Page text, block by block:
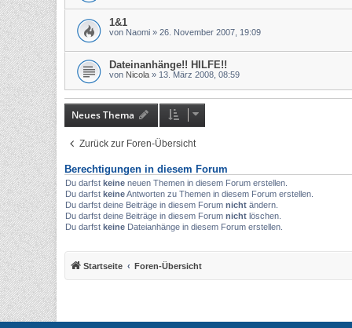
1&1
von Naomi » 26. November 2007, 19:09
Dateinanhänge!! HILFE!!
von Nicola » 13. März 2008, 08:59
Neues Thema
Zurück zur Foren-Übersicht
Berechtigungen in diesem Forum
Du darfst keine neuen Themen in diesem Forum erstellen.
Du darfst keineAntworten zu Themen in diesem Forum erstellen.
Du darfst deine Beiträge in diesem Forum nicht ändern.
Du darfst deine Beiträge in diesem Forum nicht löschen.
Du darfst keine Dateianhänge in diesem Forum erstellen.
Startseite Foren-Übersicht